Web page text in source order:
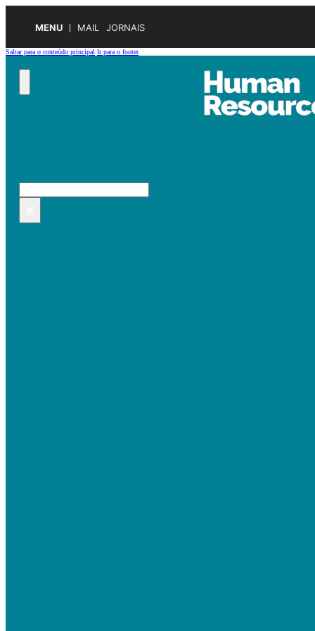
MENU MAIL JORNAIS
Saltar para o conteúdo principal Ir para o footer
Pesquisar